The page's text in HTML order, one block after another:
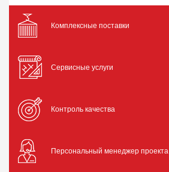
Комплексные поставки
Сервисные услуги
Контроль качества
Персональный менеджер проекта